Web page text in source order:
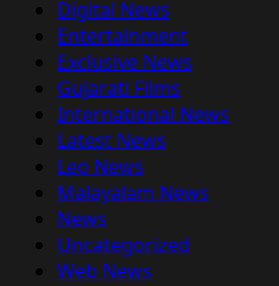
Digital News
Entertainment
Exclusive News
Gujarati Films
International News
Latest News
Leo News
Malayalam News
News
Uncategorized
Web News